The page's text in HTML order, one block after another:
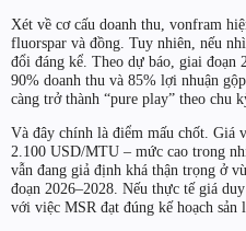
Xét về cơ cấu doanh thu, vonfram
fluorspar và đồng. Tuy nhiên, nếu
đổi đáng kể. Theo dự báo, giai đoạn
90% doanh thu và 85% lợi nhuận
càng trở thành “pure play” theo chu
Và đây chính là điểm mấu chốt. Giá
2.100 USD/MTU – mức cao trong
vẫn đang giả định khá thận trọng ở
đoạn 2026–2028. Nếu thực tế giá
với việc MSR đạt đúng kế hoạch sản